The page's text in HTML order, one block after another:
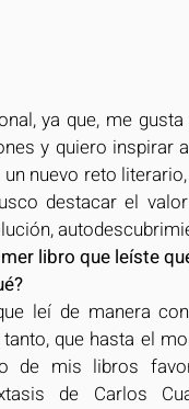
ya que, me
y quiero inspirar
nuevo reto
destacar el
libro que leíste
leí de manera
que hasta el
de mis libros
de Carlos